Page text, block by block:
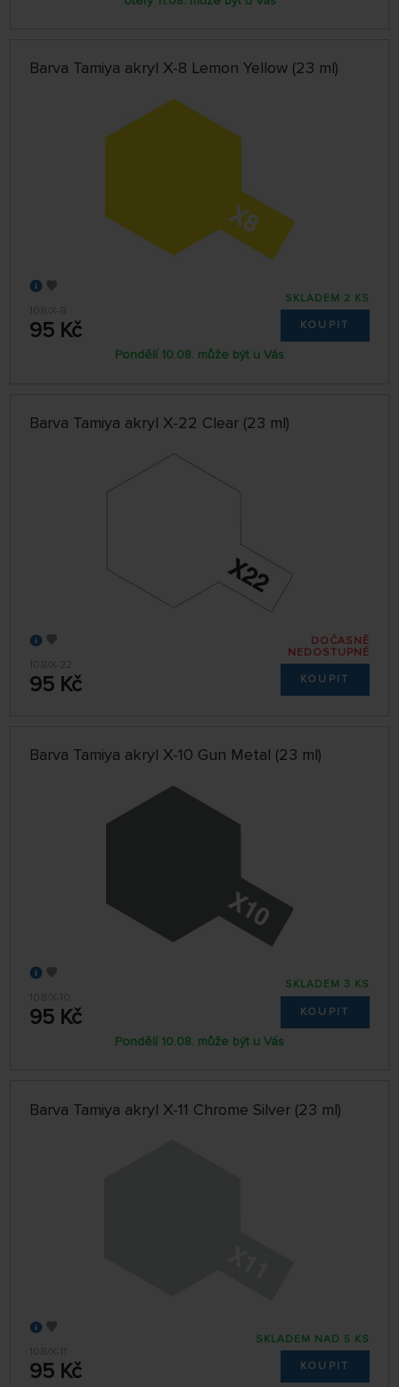
Barva Tamiya akryl X-8 Lemon Yellow (23 ml)
108/X-8
95 Kč
SKLADEM 2 KS
KOUPIT
Pondělí 10.08. může být u Vás
Barva Tamiya akryl X-22 Clear (23 ml)
108/X-22
95 Kč
DOČASNĚ
NEDOSTUPNÉ
KOUPIT
Barva Tamiya akryl X-10 Gun Metal (23 ml)
108/X-10
95 Kč
SKLADEM 3 KS
KOUPIT
Pondělí 10.08. může být u Vás
Barva Tamiya akryl X-11 Chrome Silver (23 ml)
108/X-11
95 Kč
SKLADEM NAD 5 KS
KOUPIT